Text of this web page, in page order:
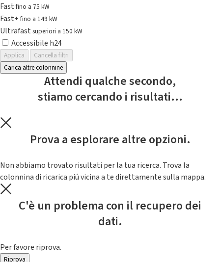
Fastfino a 75 kW
Fast+fino a 149 kW
Ultrafast superiori a 150 kW
Accessibile h24
Applica
Cancella filtri
Carica altre colonnine
Attendi qualche secondo,
stiamo cercando i risultati...
Prova a esplorare altre opzioni.
Non abbiamo trovato risultati per la tua ricerca. Trova la
colonnina di ricarica piú vicina a te direttamente sulla mappa.
C'è un problema con il recupero dei
dati.
Per favore riprova.
Riprova